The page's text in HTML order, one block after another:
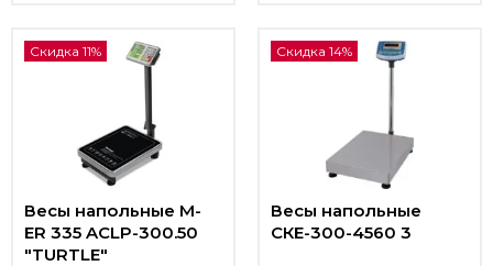
Скидка 11%
Весы напольные M-
ER 335 ACLP-300.50
"TURTLE"
Скидка 14%
Весы напольные
СКЕ-300-4560 3